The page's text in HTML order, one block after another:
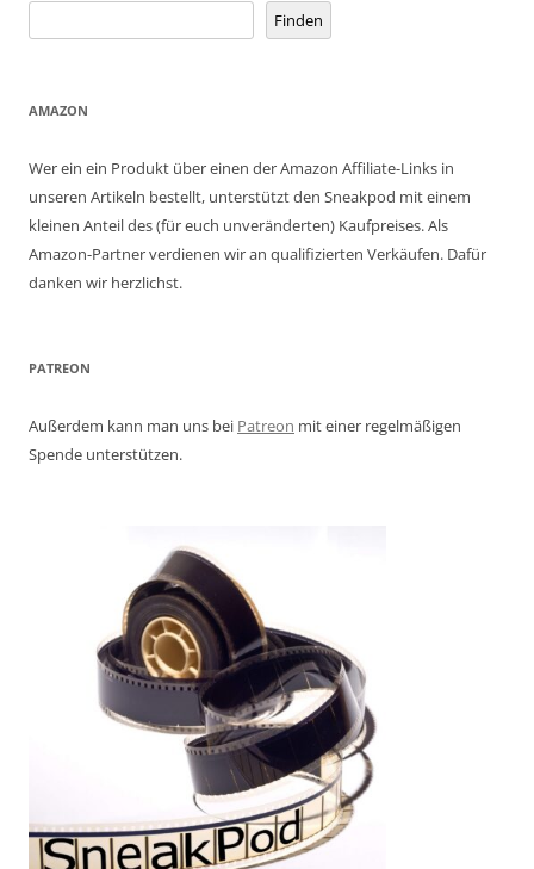
Finden
AMAZON
Wer ein ein Produkt über einen der Amazon Affiliate-Links in
unseren Artikeln bestellt, unterstützt den Sneakpod mit einem
kleinen Anteil des (für euch unveränderten) Kaufpreises. Als
Amazon-Partner verdienen wir an qualifizierten Verkäufen. Dafür
danken wir herzlichst.
PATREON
Außerdem kann man uns bei Patreon mit einer regelmäßigen
Spende unterstützen.